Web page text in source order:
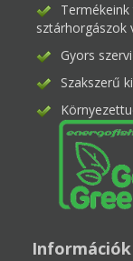
sztárhorgászok
Gyors
Szakszerű
Információk